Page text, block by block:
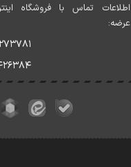
اطلاعات تماس با فروشگاه
عرضه: